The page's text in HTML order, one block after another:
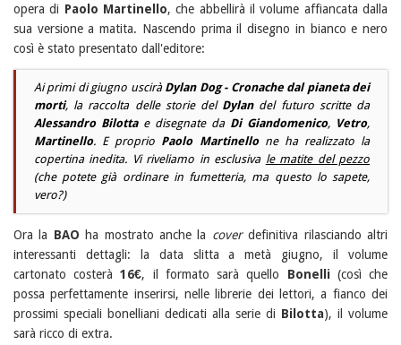
opera di Paolo Martinello, che abbellirà il volume affiancata dalla
sua versione a matita. Nascendo prima il disegno in bianco e nero
così è stato presentato dall'editore:
Ai primi di giugno uscirà Dylan Dog - Cronache dal pianeta dei
morti, la raccolta delle storie del Dylandel futuro scritte da
Alessandro Bilottae disegnate da Di Giandomenico, Vetro,
Martinello. E proprio Paolo Martinellone ha realizzato la
copertina inedita. Vi riveliamo in esclusiva le matite del pezzo
(che potete già ordinare in fumetteria, ma questo lo sapete,
vero?)
Ora la BAO ha mostrato anche la coverdefinitiva rilasciando altri
interessanti dettagli: la data slitta a metà giugno, il volume
cartonato costerà16€, il formato sarà quello Bonelli(così che
possa perfettamente inserirsi, nelle librerie dei lettori, a fianco dei
prossimi speciali bonelliani dedicati alla serie di Bilotta), il volume
sarà ricco di extra.